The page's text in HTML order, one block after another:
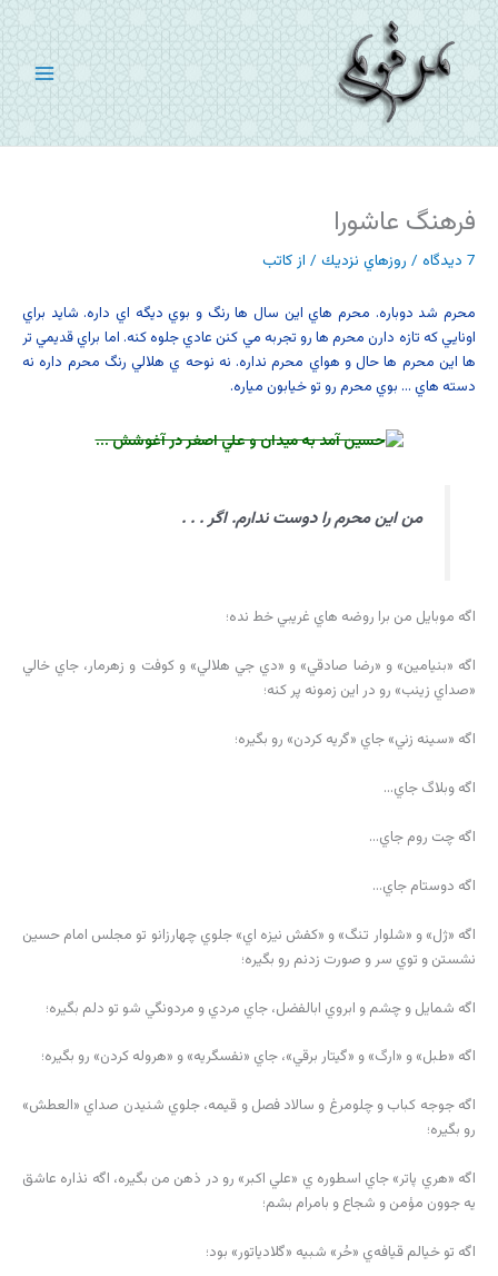
پرش
به
محتوا
فرهنگ عاشورا
7 دیدگاه / روزهاي نزديك / از کاتب
محرم شد دوباره. محرم هاي اين سال ها رنگ و بوي ديگه اي داره. شايد براي
اونايي که تازه دارن محرم ها رو تجربه مي کنن عادي جلوه کنه. اما براي قديمي تر
ها اين محرم ها حال و هواي محرم نداره. نه نوحه ي هلالي رنگ محرم داره نه
دسته هاي … بوي محرم رو تو خيابون مياره.
من اين محرم را دوست ندارم. اگر . . .
اگه موبايل من برا روضه هاي غريبي خط نده؛
اگه «بنيامين» و «رضا صادقي» و «دي جي هلالي» و كوفت و زهرمار، جاي خالي
«صداي زينب» رو در اين زمونه پر كنه؛
اگه «سينه زني» جاي «گريه كردن» رو بگيره؛
اگه وبلاگ جاي…
اگه چت روم جاي…
اگه دوستام جاي…
اگه «ژل» و «شلوار تنگ» و «كفش نيزه اي» جلوي چهارزانو تو مجلس امام حسين
نشستن و توي سر و صورت زدنم رو بگيره؛
اگه شمايل و چشم و ابروي ابالفضل، جاي مردي و مردونگي شو تو دلم بگيره؛
اگه «طبل» و «ارگ» و «گيتار برقي»، جاي «نفسگريه» و «هروله كردن» رو بگيره؛
اگه جوجه كباب و چلومرغ و سالاد فصل و قيمه، جلوي شنيدن صداي «العطش»
رو بگيره؛
اگه «هري پاتر» جاي اسطوره ي «علي اكبر» رو در ذهن من بگيره، اگه نذاره عاشق
يه جوون مؤمن و شجاع و بامرام بشم؛
اگه تو خيالم قيافه‌ي «حُر» شبيه «گلادياتور» بود؛